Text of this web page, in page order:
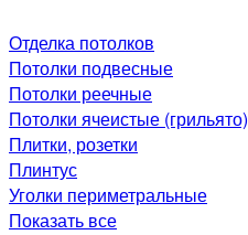
Отделка потолков
Потолки подвесные
Потолки реечные
Потолки ячеистые (грильято)
Плитки, розетки
Плинтус
Уголки периметральные
Показать все